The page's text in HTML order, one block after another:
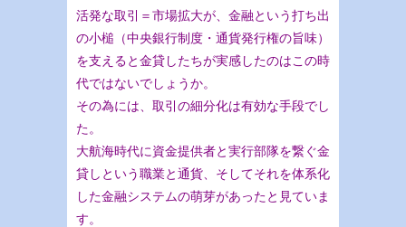
活発な取引＝市場拡大が、金融という打ち出
の小槌（中央銀行制度・通貨発行権の旨味）
を支えると金貸したちが実感したのはこの時
代ではないでしょうか。
その為には、取引の細分化は有効な手段でし
た。
大航海時代に資金提供者と実行部隊を繋ぐ金
貸しという職業と通貨、そしてそれを体系化
した金融システムの萌芽があったと見ていま
す。